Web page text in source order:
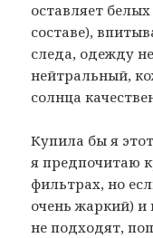
оставляет
составе),
следа, одежду
нейтральный,
солнца
Купила бы я
я предпочитаю
фильтрах, но
очень жаркий) и
не подходят,